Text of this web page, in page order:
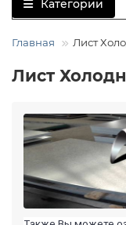
Категории
Главная Лист
Лист